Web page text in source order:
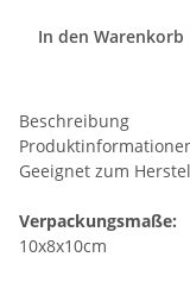
In den Warenkorb
Beschreibung
Geeignet zum
Verpackungsmaße:
10x8x10cm